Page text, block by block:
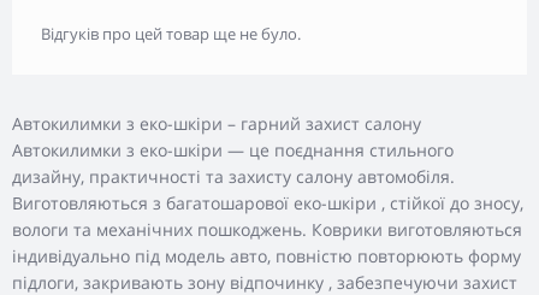
Автокилимки з еко-шкіри – гарний захист салону
Автокилимки з еко-шкіри — це поєднання стильного
дизайну, практичності та захисту салону автомобіля.
Виготовляються з багатошарової еко-шкіри , стійкої до зносу,
вологи та механічних пошкоджень. Коврики виготовляються
індивідуально під модель авто, повністю повторюють форму
підлоги, закривають зону відпочинку , забезпечуючи захист
Відгуків про цей товар ще не було.